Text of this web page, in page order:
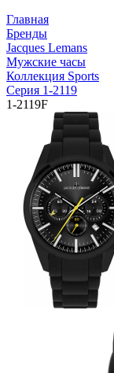
Главная
Бренды
Jacques Lemans
Мужские часы
Коллекция Sports
Серия 1-2119
1-2119F